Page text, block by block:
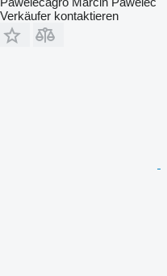
Verkäufer kontaktieren